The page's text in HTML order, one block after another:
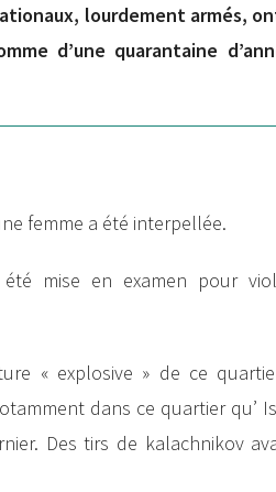
lourdement armés,
d’une quarantaine
femme a été interpellée.
mise en examen pour
« explosive » de ce
dans ce quartier qu’
Des tirs de kalachnikov